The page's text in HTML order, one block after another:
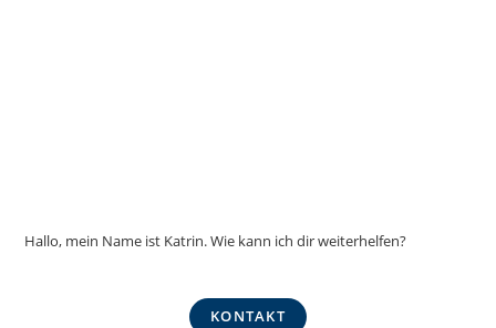
Hallo, mein Name ist Katrin. Wie kann ich dir weiterhelfen?
KONTAKT